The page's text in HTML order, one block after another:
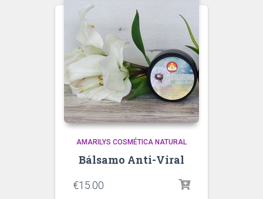
AMARILYS COSMÉTICA NATURAL
Bálsamo Anti-Viral
€15.00